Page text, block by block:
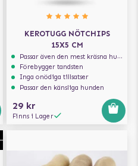
KEROTUGG NÖTCHIPS
15X5 CM
Passar även den mest kräsna hunden
Förebygger tandsten
Inga onödiga tillsatser
Passar den känsliga hunden
29 kr
Finns i Lager